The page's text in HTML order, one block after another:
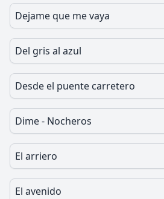
Dejame que me vaya
Del gris al azul
Desde el puente carretero
Dime - Nocheros
El arriero
El avenido